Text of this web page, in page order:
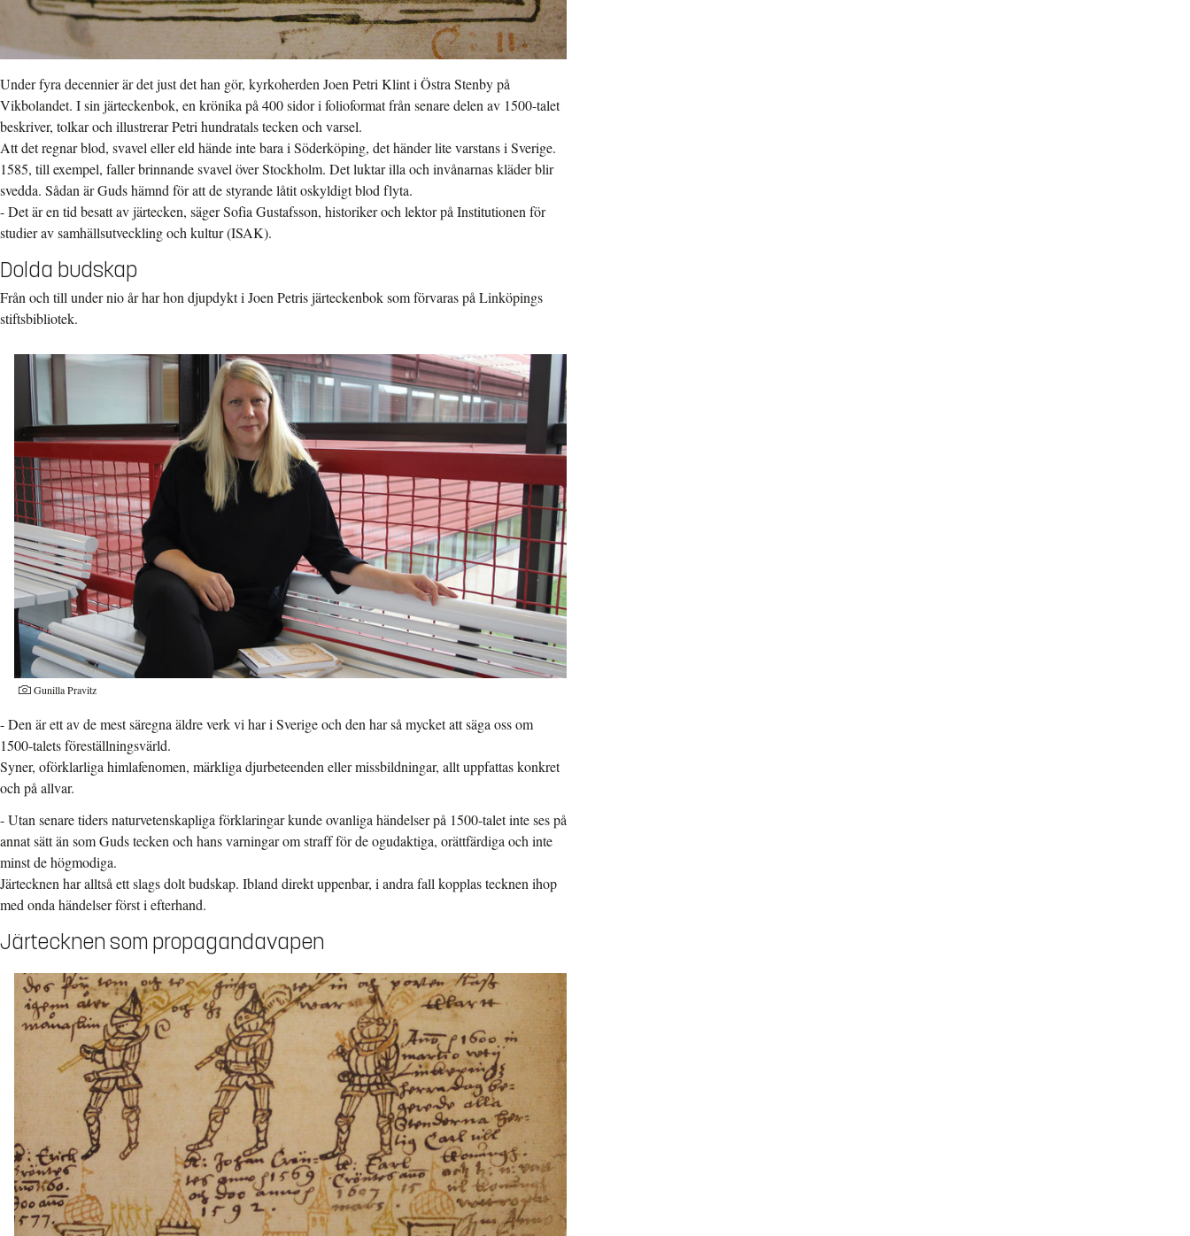
Under fyra decennier är det just det han gör, kyrkoherden Joen Petri Klint i Östra Stenby på
Vikbolandet. I sin järteckenbok, en krönika på 400 sidor i folioformat från senare delen av 1500-talet
beskriver, tolkar och illustrerar Petri hundratals tecken och varsel.
Att det regnar blod, svavel eller eld hände inte bara i Söderköping, det händer lite varstans i Sverige.
1585, till exempel, faller brinnande svavel över Stockholm. Det luktar illa och invånarnas kläder blir
svedda. Sådan är Guds hämnd för att de styrande låtit oskyldigt blod flyta.
- Det är en tid besatt av järtecken, säger Sofia Gustafsson, historiker och lektor på Institutionen för
studier av samhällsutveckling och kultur (ISAK).
Dolda budskap
Från och till under nio år har hon djupdykt i Joen Petris järteckenbok som förvaras på Linköpings
stiftsbibliotek.
Gunilla Pravitz
- Den är ett av de mest säregna äldre verk vi har i Sverige och den har så mycket att säga oss om
1500-talets föreställningsvärld.
Syner, oförklarliga himlafenomen, märkliga djurbeteenden eller missbildningar, allt uppfattas konkret
och på allvar.
- Utan senare tiders naturvetenskapliga förklaringar kunde ovanliga händelser på 1500-talet inte ses på
annat sätt än som Guds tecken och hans varningar om straff för de ogudaktiga, orättfärdiga och inte
minst de högmodiga.
Järtecknen har alltså ett slags dolt budskap. Ibland direkt uppenbar, i andra fall kopplas tecknen ihop
med onda händelser först i efterhand.
Järtecknen som propagandavapen